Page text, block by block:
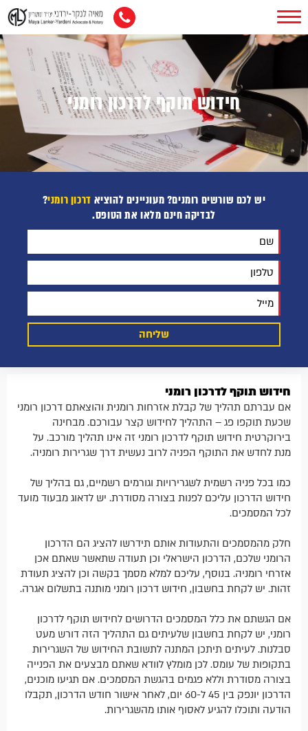
חידוש תוקף לדרכון רומני
יש לכם שורשים רומנים? מעוניינים להוציא דרכון רומני?
לבדיקה חינם מלאו את הטופס.
חידוש תוקף לדרכון רומני
אם עברתם תהליך של קבלת אזרחות רומנית והוצאתם דרכון רומני
שכעת תוקפו פג – התהליך לחידוש קצר עבורכם. מבחינה
בירוקרטית חידוש תוקף לדרכון רומני זה אינו תהליך מורכב. על
מנת לחדש את התוקף הפניה לרוב נעשית דרך שגרירות רומניה.
כמו בכל פניה רשמית לשגרירויות וגורמים רשמיים, גם בהליך של
חידוש הדרכון עליכם לפנות בצורה מסודרת. יש לדאוג מבעוד מועד
לכל המסמכים.
חלק מהמסמכים והתעודות אותם תידרשו להציג הם הדרכון
הרומני שלכם, הדרכון הישראלי וכן תעודה שתאשר שאתם אכן
אזרחי רומניה. בנוסף, עליכם למלא מסמך בקשה וכן להציג תעודת
זהות. יש לקחת בחשבון, חידוש דרכון רומני מותנה בתשלום אגרה.
אם הגשתם את כלל המסמכים הדרושים לחידוש תוקף לדרכון
רומני, יש לקחת בחשבון שלעיתים גם התהליך הזה דורש מעט
סבלנות. לעיתים תיתכן המתנה לתשובת החידוש של השגרירות
בתקופות של עומס. לכן מומלץ לוודא שאתם מבצעים את הפנייה
בצורה מסודרת וללא פגמים בהגשת המסמכים. אם תגיעו מוכנים,
הדרכון יונפק בין 45 ל-60 יום, לאחר אישור חודש הדרכון, תקבלו
הודעה ותוכלו להגיע לאסוף אותו מהשגרירות.